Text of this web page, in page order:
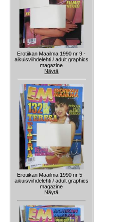
Erotiikan Maailma 1990 nr 9 -
aikuisviihdelehti / adult graphics
magazine
Näytä
Erotiikan Maailma 1990 nr 5 -
aikuisviihdelehti / adult graphics
magazine
Näytä